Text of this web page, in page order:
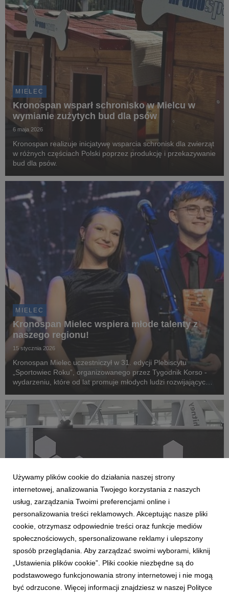
MIELEC
Kronospan wsparł schronisko w Mielcu w
wymianie zużytych bud dla psów
6 maja 2026
Kronospan realizuje inicjatywę wsparcia schronisk dla zwierząt
w różnych częściach Polski poprzez produkcję i przekazywanie
bud dla psów.
MIELEC
Kronospan Mielec wspiera młode talenty z
naszego regionu!
15 stycznia 2026
Kronospan Mielec uczestniczył w 31. edycji Plebiscytu
„Sportowiec Roku”, organizowanego przez Tygodnik Korso -
wydarzeniu, które od lat promuje młodych ludzi rozwijających
MIELEC
XChallenge Robots z Kronospan
21 listopada 2024
Używamy plików cookie do działania naszej strony
internetowej, analizowania Twojego korzystania z naszych
usług, zarządzania Twoimi preferencjami online i
personalizowania treści reklamowych. Akceptując nasze pliki
cookie, otrzymasz odpowiednie treści oraz funkcje mediów
społecznościowych, spersonalizowane reklamy i ulepszony
sposób przeglądania. Aby zarządzać swoimi wyborami, kliknij
„Ustawienia plików cookie”. Pliki cookie niezbędne są do
podstawowego funkcjonowania strony internetowej i nie mogą
być odrzucone. Więcej informacji znajdziesz w naszej Polityce